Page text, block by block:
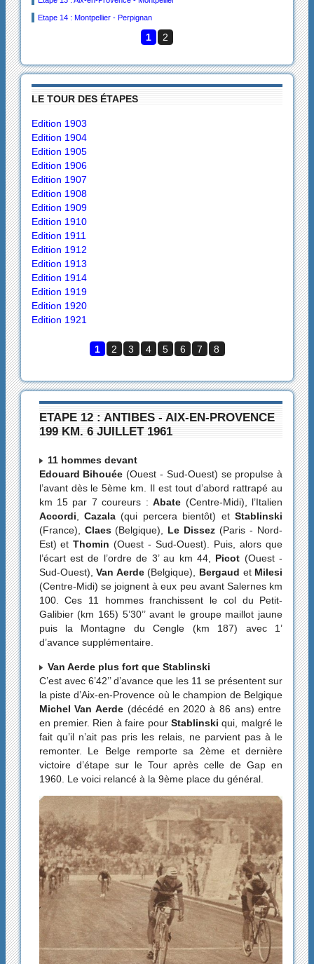
Etape 14 : Montpellier - Perpignan
1 2
LE TOUR DES ÉTAPES
Edition 1903
Edition 1904
Edition 1905
Edition 1906
Edition 1907
Edition 1908
Edition 1909
Edition 1910
Edition 1911
Edition 1912
Edition 1913
Edition 1914
Edition 1919
Edition 1920
Edition 1921
1 2 3 4 5 6 7 8
ETAPE 12 : ANTIBES - AIX-EN-PROVENCE
199 KM. 6 JUILLET 1961
11 hommes devant
Edouard Bihouée (Ouest - Sud-Ouest) se propulse à
l’avant dès le 5ème km. Il est tout d’abord rattrapé au
km 15 par 7 coureurs :Abate (Centre-Midi), l’Italien
Accordi, Cazala(qui percera bientôt) etStablinski
(France), Claes(Belgique), Le Dissez (Paris - Nord-
Est) etThomin (Ouest - Sud-Ouest). Puis, alors que
l’écart est de l’ordre de 3’ au km 44, Picot (Ouest -
Sud-Ouest),Van Aerde(Belgique), Bergaud et Milesi
(Centre-Midi) se joignent à eux peu avant Salernes km
100. Ces 11 hommes franchissent le col du Petit-
Galibier (km 165) 5’30’’ avant le groupe maillot jaune
puis la Montagne du Cengle (km 187) avec 1’
d’avance supplémentaire.
Van Aerde plus fort que Stablinski
C’est avec 6’42’’ d’avance que les 11 se présentent sur
la piste d’Aix-en-Provence où le champion de Belgique
Michel Van Aerde (décédé en 2020 à 86 ans) entre
en premier. Rien à faire pour Stablinski qui, malgré le
fait qu’il n’ait pas pris les relais, ne parvient pas à le
remonter. Le Belge remporte sa 2ème et dernière
victoire d’étape sur le Tour après celle de Gap en
1960. Le voici relancé à la 9ème place du général.